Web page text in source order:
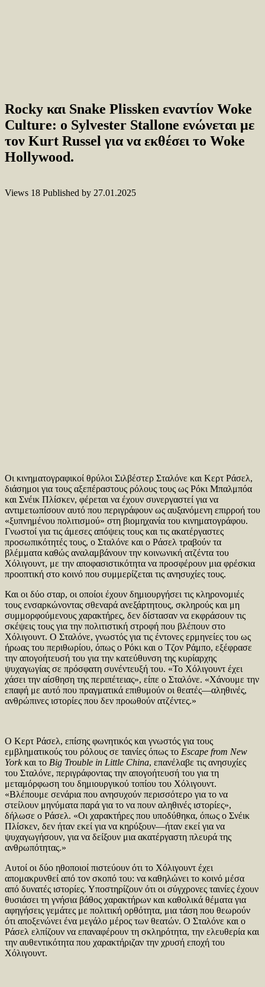
Rocky και Snake Plissken εναντίον Woke
Culture: ο Sylvester Stallone ενώνεται με
τον Kurt Russel για να εκθέσει το Woke
Hollywood.
Views 18 Published by 27.01.2025
Οι κινηματογραφικοί θρύλοι Σιλβέστερ Σταλόνε και Κερτ Ράσελ,
διάσημοι για τους αξεπέραστους ρόλους τους ως Ρόκι Μπαλμπόα
και Σνέικ Πλίσκεν, φέρεται να έχουν συνεργαστεί για να
αντιμετωπίσουν αυτό που περιγράφουν ως αυξανόμενη επιρροή του
«ξυπνημένου πολιτισμού» στη βιομηχανία του κινηματογράφου.
Γνωστοί για τις άμεσες απόψεις τους και τις ακατέργαστες
προσωπικότητές τους, ο Σταλόνε και ο Ράσελ τραβούν τα
βλέμματα καθώς αναλαμβάνουν την κοινωνική ατζέντα του
Χόλιγουντ, με την αποφασιστικότητα να προσφέρουν μια φρέσκια
προοπτική στο κοινό που συμμερίζεται τις ανησυχίες τους.
Και οι δύο σταρ, οι οποίοι έχουν δημιουργήσει τις κληρονομιές
τους ενσαρκώνοντας σθεναρά ανεξάρτητους, σκληρούς και μη
συμμορφούμενους χαρακτήρες, δεν δίστασαν να εκφράσουν τις
σκέψεις τους για την πολιτιστική στροφή που βλέπουν στο
Χόλιγουντ. Ο Σταλόνε, γνωστός για τις έντονες ερμηνείες του ως
ήρωας του περιθωρίου, όπως ο Ρόκι και ο Τζον Ράμπο, εξέφρασε
την απογοήτευσή του για την κατεύθυνση της κυρίαρχης
ψυχαγωγίας σε πρόσφατη συνέντευξή του. «Το Χόλιγουντ έχει
χάσει την αίσθηση της περιπέτειας», είπε ο Σταλόνε. «Χάνουμε την
επαφή με αυτό που πραγματικά επιθυμούν οι θεατές—αληθινές,
ανθρώπινες ιστορίες που δεν προωθούν ατζέντες.»
Ο Κερτ Ράσελ, επίσης φωνητικός και γνωστός για τους
εμβληματικούς του ρόλους σε ταινίες όπως το Escape from New
Yorkκαι το Big Trouble in Little China, επανέλαβε τις ανησυχίες
του Σταλόνε, περιγράφοντας την απογοήτευσή του για τη
μεταμόρφωση του δημιουργικού τοπίου του Χόλιγουντ.
«Βλέπουμε σενάρια που ανησυχούν περισσότερο για το να
στείλουν μηνύματα παρά για το να πουν αληθινές ιστορίες»,
δήλωσε ο Ράσελ. «Οι χαρακτήρες που υποδύθηκα, όπως ο Σνέικ
Πλίσκεν, δεν ήταν εκεί για να κηρύξουν—ήταν εκεί για να
ψυχαγωγήσουν, για να δείξουν μια ακατέργαστη πλευρά της
ανθρωπότητας.»
Αυτοί οι δύο ηθοποιοί πιστεύουν ότι το Χόλιγουντ έχει
απομακρυνθεί από τον σκοπό του: να καθηλώνει το κοινό μέσα
από δυνατές ιστορίες. Υποστηρίζουν ότι οι σύγχρονες ταινίες έχουν
θυσιάσει τη γνήσια βάθος χαρακτήρων και καθολικά θέματα για
αφηγήσεις γεμάτες με πολιτική ορθότητα, μια τάση που θεωρούν
ότι αποξενώνει ένα μεγάλο μέρος των θεατών. Ο Σταλόνε και ο
Ράσελ ελπίζουν να επαναφέρουν τη σκληρότητα, την ελευθερία και
την αυθεντικότητα που χαρακτήριζαν την χρυσή εποχή του
Χόλιγουντ.